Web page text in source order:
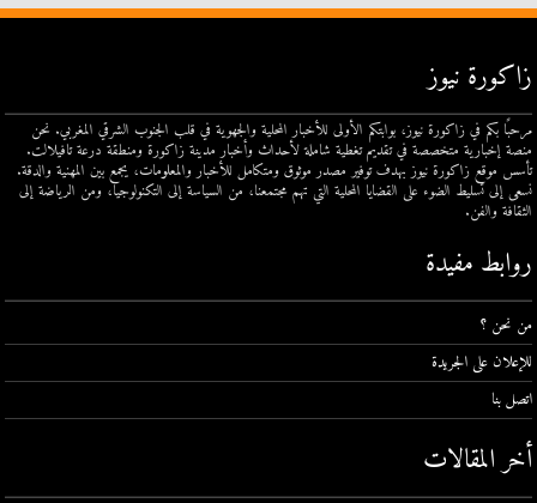
زاكورة نيوز
مرحبًا بكم في زاكورة نيوز، بوابتكم الأولى للأخبار المحلية والجهوية في قلب الجنوب الشرقي المغربي. نحن
منصة إخبارية متخصصة في تقديم تغطية شاملة لأحداث وأخبار مدينة زاكورة ومنطقة درعة تافيلالت.
تأسس موقع زاكورة نيوز بهدف توفير مصدر موثوق ومتكامل للأخبار والمعلومات، يجمع بين المهنية والدقة.
نسعى إلى تسليط الضوء على القضايا المحلية التي تهم مجتمعنا، من السياسة إلى التكنولوجيا، ومن الرياضة إلى
الثقافة والفن.
روابط مفيدة
من نحن ؟
للإعلان على الجريدة
اتصل بنا
أخر المقالات